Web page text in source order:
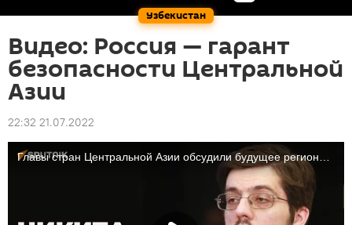
Узбекистан
Видео: Россия — гарант
безопасности Центральной
Азии
22:32 21.07.2022